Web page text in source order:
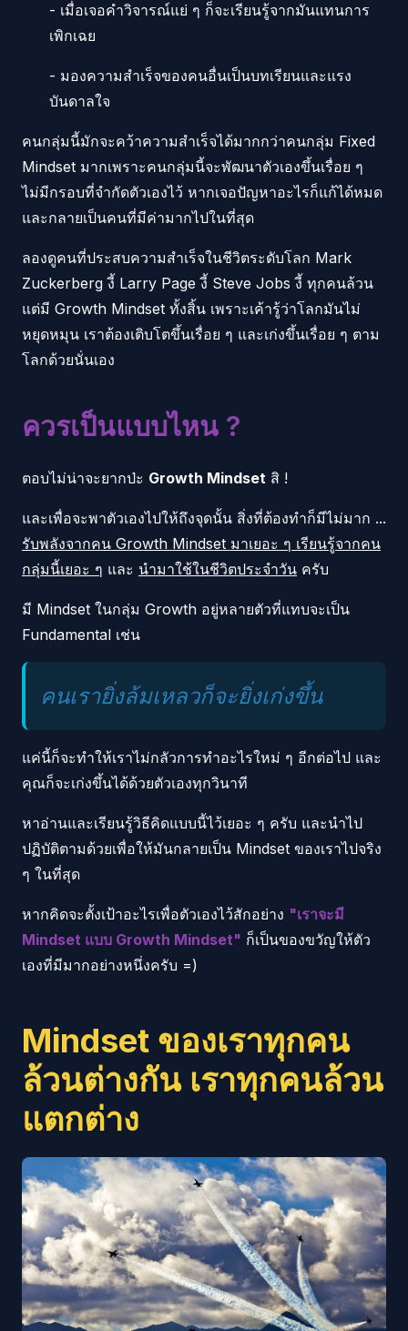
- เมื่อเจอคำวิจารณ์แย่ ๆ ก็จะเรียนรู้จากมันแทนการ
เพิกเฉย
- มองความสำเร็จของคนอื่นเป็นบทเรียนและแรง
บันดาลใจ
คนกลุ่มนี้มักจะคว้าความสำเร็จได้มากกว่าคนกลุ่ม Fixed
Mindset มากเพราะคนกลุ่มนี้จะพัฒนาตัวเองขึ้นเรื่อย ๆ
ไม่มีกรอบที่จำกัดตัวเองไว้ หากเจอปัญหาอะไรก็แก้ได้หมด
และกลายเป็นคนที่มีค่ามากไปในที่สุด
ลองดูคนที่ประสบความสำเร็จในชีวิตระดับโลก Mark
Zuckerberg งี้ Larry Page งี้ Steve Jobs งี้ ทุกคนล้วน
แต่มี Growth Mindset ทั้งสิ้น เพราะเค้ารู้ว่าโลกมันไม่
หยุดหมุน เราต้องเติบโตขึ้นเรื่อย ๆ และเก่งขึ้นเรื่อย ๆ ตาม
โลกด้วยนั่นเอง
ควรเป็นแบบไหน ?
ตอบไม่น่าจะยากป่ะ Growth Mindset สิ !
และเพื่อจะพาตัวเองไปให้ถึงจุดนั้น สิ่งที่ต้องทำก็มีไม่มาก ...
รับพลังจากคน Growth Mindset มาเยอะ ๆ เรียนรู้จากคน
กลุ่มนี้เยอะ ๆ และ นำมาใช้ในชีวิตประจำวัน ครับ
มี Mindset ในกลุ่ม Growth อยู่หลายตัวที่แทบจะเป็น
Fundamental เช่น
คนเรายิ่งล้มเหลวก็จะยิ่งเก่งขึ้น
แค่นี้ก็จะทำให้เราไม่กลัวการทำอะไรใหม่ ๆ อีกต่อไป และ
คุณก็จะเก่งขึ้นได้ด้วยตัวเองทุกวินาที
หาอ่านและเรียนรู้วิธีคิดแบบนี้ไว้เยอะ ๆ ครับ และนำไป
ปฏิบัติตามด้วยเพื่อให้มันกลายเป็น Mindset ของเราไปจริง
ๆ ในที่สุด
หากคิดจะตั้งเป้าอะไรเพื่อตัวเองไว้สักอย่าง "เราจะมี
Mindset แบบ Growth Mindset" ก็เป็นของขวัญให้ตัว
เองที่มีมากอย่างหนึ่งครับ =)
Mindset ของเราทุกคน
ล้วนต่างกัน เราทุกคนล้วน
แตกต่าง